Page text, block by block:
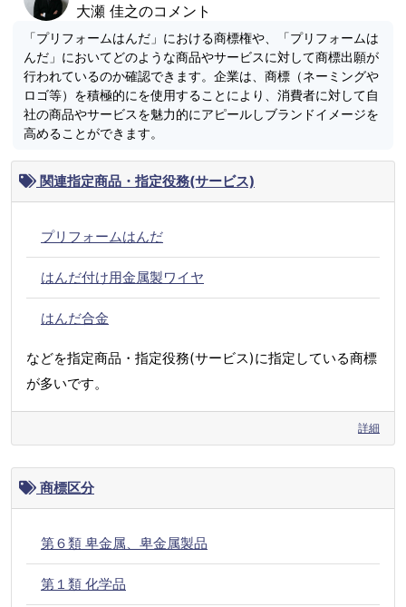
大瀬 佳之のコメント
「プリフォームはんだ」における商標権や、「プリフォームは
んだ」においてどのような商品やサービスに対して商標出願が
行われているのか確認できます。企業は、商標（ネーミングや
ロゴ等）を積極的にを使用することにより、消費者に対して自
社の商品やサービスを魅力的にアピールしブランドイメージを
高めることができます。
関連指定商品・指定役務(サービス)
プリフォームはんだ
はんだ付け用金属製ワイヤ
はんだ合金
などを指定商品・指定役務(サービス)に指定している商標
が多いです。
詳細
商標区分
第６類 卑金属、卑金属製品
第１類 化学品